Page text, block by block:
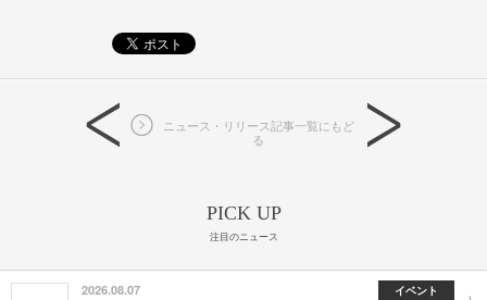
ニュース・リリース記事一覧にもど
る
PICK UP
注目のニュース
2026.08.07 イベント